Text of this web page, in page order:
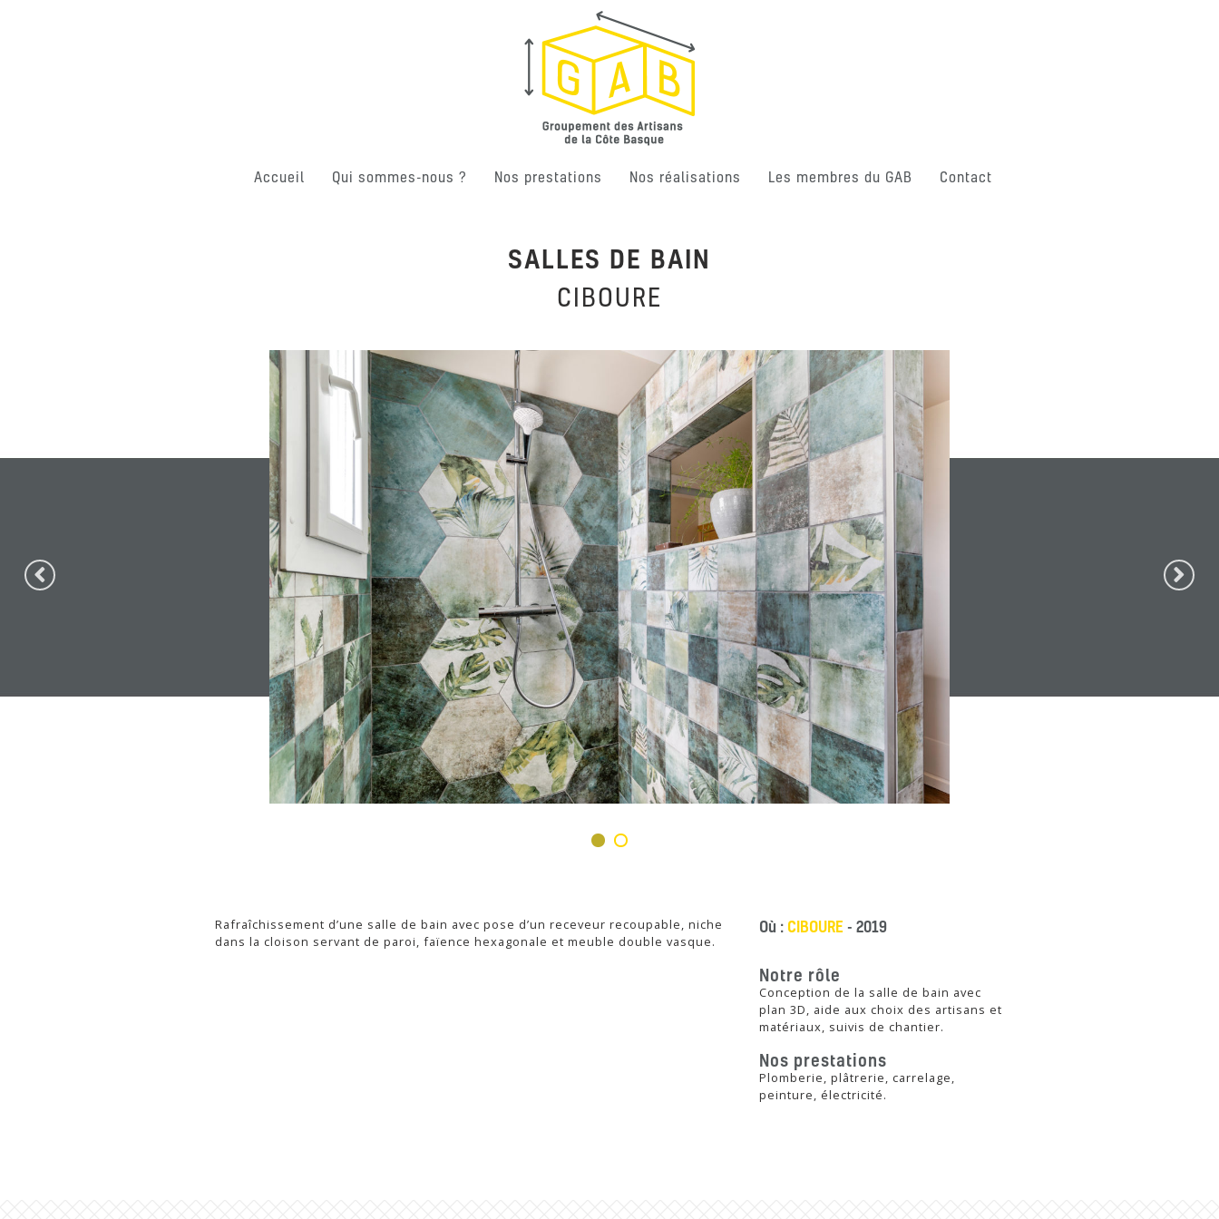
Accueil Qui sommes-nous ? Nos prestations Nos réalisations Les membres du GAB Contact
SALLES DE BAIN
CIBOURE
Rafraîchissement d’une salle de bain avec pose d’un receveur recoupable, niche
dans la cloison servant de paroi, faïence hexagonale et meuble double vasque.
Où : CIBOURE - 2019
Notre rôle
Conception de la salle de bain avec
plan 3D, aide aux choix des artisans et
matériaux, suivis de chantier.
Nos prestations
Plomberie, plâtrerie, carrelage,
peinture, électricité.